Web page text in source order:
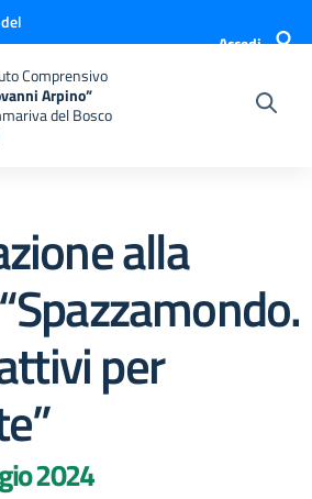
Accedi
Comprensivo
Arpino”
del Bosco
alla
per
2024